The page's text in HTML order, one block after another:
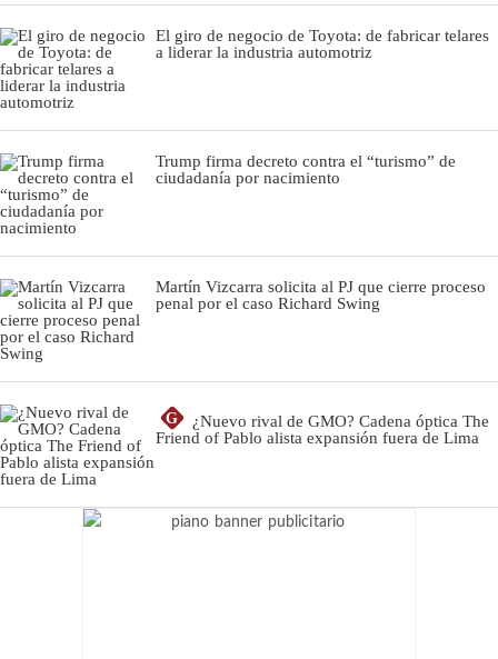
El giro de negocio de Toyota: de fabricar telares
a liderar la industria automotriz
Trump firma decreto contra el “turismo” de
ciudadanía por nacimiento
Martín Vizcarra solicita al PJ que cierre proceso
penal por el caso Richard Swing
G
¿Nuevo rival de GMO? Cadena óptica The
Friend of Pablo alista expansión fuera de Lima